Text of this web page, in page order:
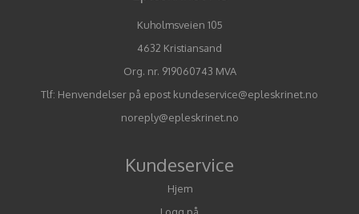
Kuholmsveien 105
4632 Kristiansand
Org. nr. 919060743 MVA
Tlf: Henvendelser på epost kundeservice@epleskrinet.no
noreply@epleskrinet.no
Kundeservice
Hjem